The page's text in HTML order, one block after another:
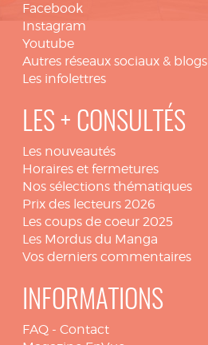
Facebook
Instagram
Youtube
Autres réseaux sociaux & blogs
Les infolettres
LES + CONSULTÉS
Les nouveautés
Horaires et fermetures
Nos sélections thématiques
Prix des lecteurs 2026
Les coups de coeur 2025
Les Mordus du Manga
Vos derniers commentaires
INFORMATIONS
FAQ - Contact